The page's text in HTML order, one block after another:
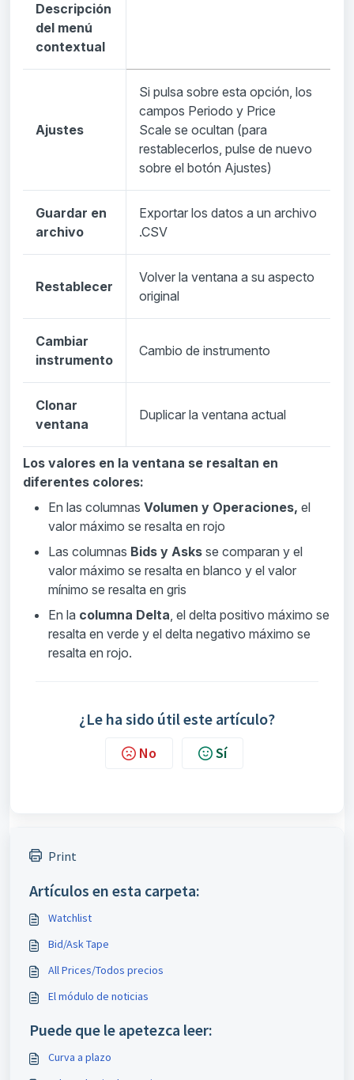
Descripción
del menú
contextual
Ajustes
Si pulsa sobre esta opción, los
campos Periodo y Price
Scale se ocultan (para
restablecerlos, pulse de nuevo
sobre el botón Ajustes)
Guardar en
archivo
Exportar los datos a un archivo
.CSV
Restablecer
Volver la ventana a su aspecto
original
Cambiar
instrumento
Cambio de instrumento
Clonar
ventana
Duplicar la ventana actual
Los valores en la ventana se resaltan en
diferentes colores:
En las columnas Volumen y Operaciones, el
valor máximo se resalta en rojo
Las columnas Bids y Asks se comparan y el
valor máximo se resalta en blanco y el valor
mínimo se resalta en gris
En la columna Delta, el delta positivo máximo se
resalta en verde y el delta negativo máximo se
resalta en rojo.
¿Le ha sido útil este artículo?
No Sí
Print
Artículos en esta carpeta:
Watchlist
Bid/Ask Tape
All Prices/Todos precios
El módulo de noticias
Puede que le apetezca leer:
Curva a plazo